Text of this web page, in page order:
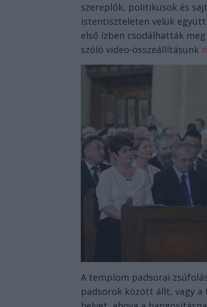
szereplők, politikusok és
istentiszteleten velük
első ízben csodálhatták
szóló video-összeállításunk
A templom padsorai
padsorok között állt, vagy